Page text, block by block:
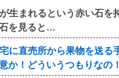
まれるという赤い石を
を見ると…
に直売所から果物を送る
か！どういうつもりなの